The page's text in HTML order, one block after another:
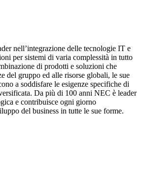
nell’integrazione delle tecnologie IT e
per sistemi di varia complessità in tutto
di prodotti e soluzioni che
del gruppo ed alle risorse globali, le sue
a soddisfare le esigenze specifiche di
Da più di 100 anni NEC è leader
e contribuisce ogni giorno
del business in tutte le sue forme.